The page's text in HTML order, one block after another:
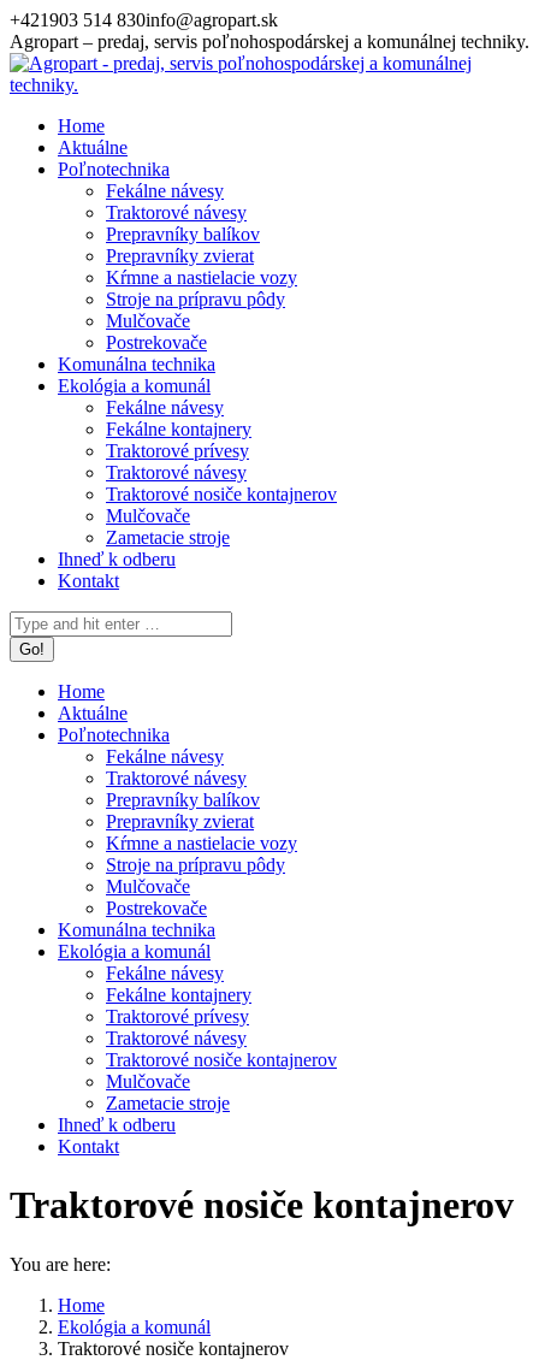
Skip
to
content
+421903 514 830info@agropart.sk
Agropart – predaj, servis poľnohospodárskej a komunálnej techniky.
Home
Aktuálne
Poľnotechnika
Fekálne návesy
Traktorové návesy
Prepravníky balíkov
Prepravníky zvierat
Kŕmne a nastielacie vozy
Stroje na prípravu pôdy
Mulčovače
Postrekovače
Komunálna technika
Ekológia a komunál
Fekálne návesy
Fekálne kontajnery
Traktorové prívesy
Traktorové návesy
Traktorové nosiče kontajnerov
Mulčovače
Zametacie stroje
Ihneď k odberu
Kontakt
Search:
Home
Aktuálne
Poľnotechnika
Fekálne návesy
Traktorové návesy
Prepravníky balíkov
Prepravníky zvierat
Kŕmne a nastielacie vozy
Stroje na prípravu pôdy
Mulčovače
Postrekovače
Komunálna technika
Ekológia a komunál
Fekálne návesy
Fekálne kontajnery
Traktorové prívesy
Traktorové návesy
Traktorové nosiče kontajnerov
Mulčovače
Zametacie stroje
Ihneď k odberu
Kontakt
Traktorové nosiče kontajnerov
You are here:
Home
Ekológia a komunál
Traktorové nosiče kontajnerov